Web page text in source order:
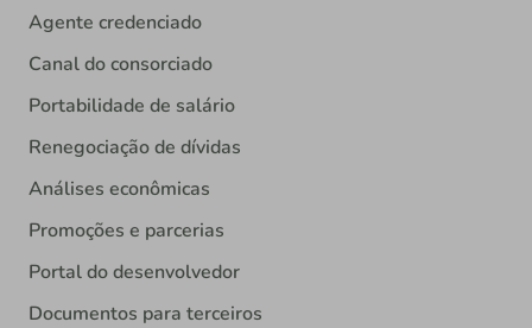
Agente credenciado
Canal do consorciado
Portabilidade de salário
Renegociação de dívidas
Análises econômicas
Promoções e parcerias
Portal do desenvolvedor
Documentos para terceiros